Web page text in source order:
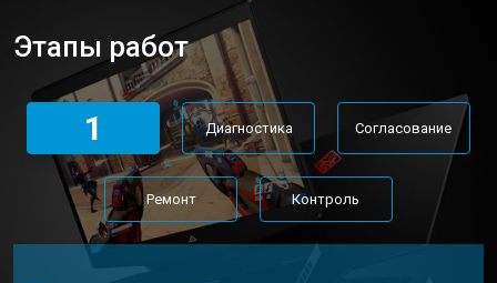
Замена матрицы ноутбука HP
Замена Wi-Fi ноутбука HP
Ремонт цепи питания от 3500 ₽ Заказать
Замена USB порта от 2200 ₽ Заказать
Замена звуковой карты от 1700 ₽ Заказать
Замена кулера ноутбука HP
Этапы работ
1 Диагностика Согласование
Ремонт Контроль